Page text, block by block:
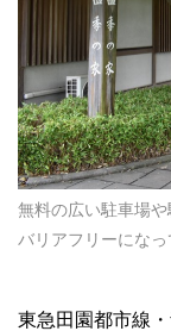
無料の広い駐車場
バリアフリーになっ
東急田園都市線